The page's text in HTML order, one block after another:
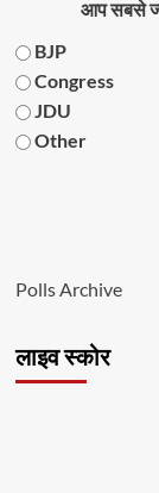
आप सबसे
BJP
Congress
JDU
Other
Polls Archive
लाइव स्कोर